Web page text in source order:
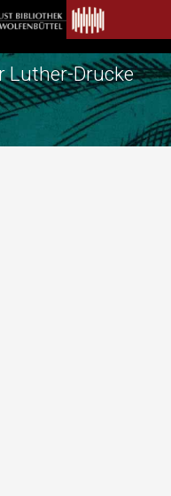
Luther-Drucke